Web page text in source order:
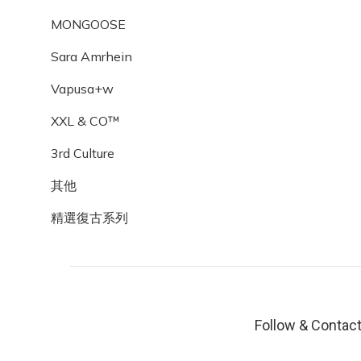
MONGOOSE
Sara Amrhein
Vapusa+w
XXL & CO™
3rd Culture
其他
精選復古系列
Follow &